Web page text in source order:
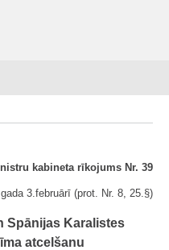
kabineta rīkojums Nr. 39
3.februārī (prot. Nr. 8, 25.§)
Spānijas Karalistes
atcelšanu